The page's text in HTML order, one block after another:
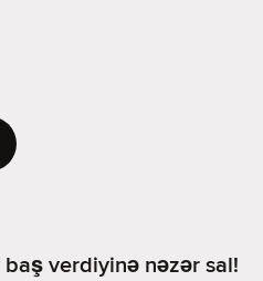
verdiyinə nəzər sal!